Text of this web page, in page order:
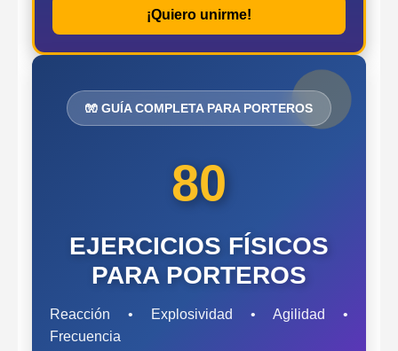
¡Quiero unirme!
🧤 GUÍA COMPLETA PARA PORTEROS
80
EJERCICIOS FÍSICOS
PARA PORTEROS
Reacción • Explosividad • Agilidad •
Frecuencia